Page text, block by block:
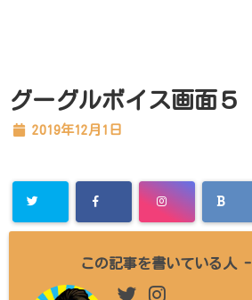
グーグルボイス画面５
2019年12月1日
この記事を書いている人 -